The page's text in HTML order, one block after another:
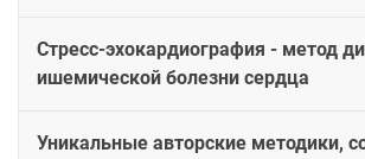
Стресс-эхокардиография - метод
ишемической болезни сердца
Уникальные авторские методики,